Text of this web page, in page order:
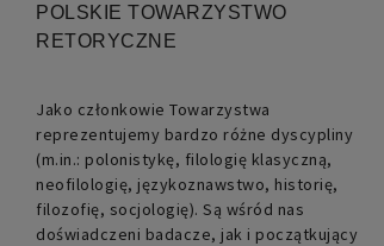
POLSKIE TOWARZYSTWO
RETORYCZNE
Jako członkowie Towarzystwa
reprezentujemy bardzo różne dyscypliny
(m.in.: polonistykę, filologię klasyczną,
neofilologię, językoznawstwo, historię,
filozofię, socjologię). Są wśród nas
doświadczeni badacze, jak i początkujący